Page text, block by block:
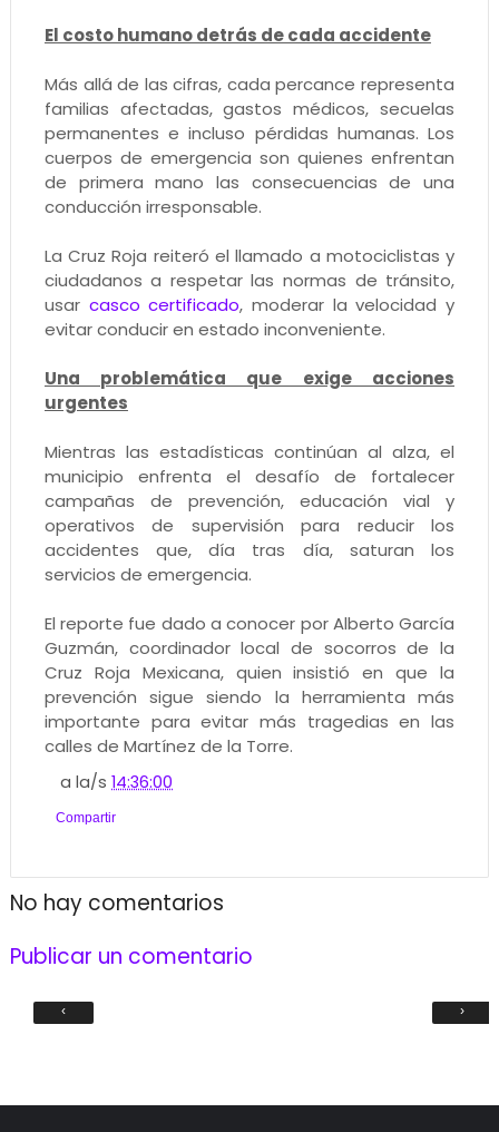
El costo humano detrás de cada accidente
Más allá de las cifras, cada percance representa
familias afectadas, gastos médicos, secuelas
permanentes e incluso pérdidas humanas. Los
cuerpos de emergencia son quienes enfrentan
de primera mano las consecuencias de una
conducción irresponsable.
La Cruz Roja reiteró el llamado a motociclistas y
ciudadanos a respetar las normas de tránsito,
usar casco certificado, moderar la velocidad y
evitar conducir en estado inconveniente.
Una problemática que exige acciones
urgentes
Mientras las estadísticas continúan al alza, el
municipio enfrenta el desafío de fortalecer
campañas de prevención, educación vial y
operativos de supervisión para reducir los
accidentes que, día tras día, saturan los
servicios de emergencia.
El reporte fue dado a conocer por Alberto García
Guzmán, coordinador local de socorros de la
Cruz Roja Mexicana, quien insistió en que la
prevención sigue siendo la herramienta más
importante para evitar más tragedias en las
calles de Martínez de la Torre.
a la/s14:36:00
Compartir
No hay comentarios
Publicar un comentario
‹ ›